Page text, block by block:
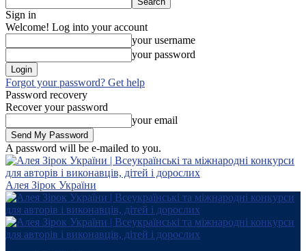
Sign in
Welcome! Log into your account
your username
your password
Forgot your password? Get help
Password recovery
Recover your password
your email
A password will be e-mailed to you.
Алея Зірок України